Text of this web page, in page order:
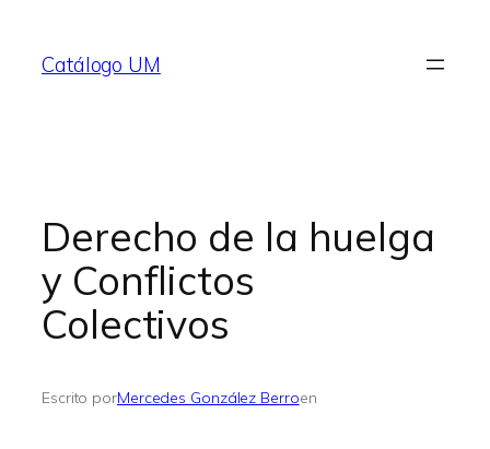
contenido
Catálogo UM
Derecho de la huelga
y Conflictos
Colectivos
Escrito porMercedes González Berroen